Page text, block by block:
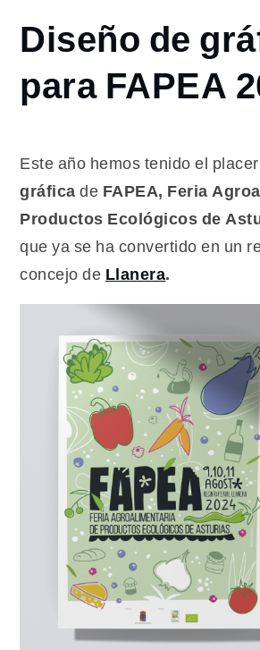
Home
2024
24
gráfica
para
FAPEA
2024
Diseño de
para FAPEA
Este año hemos tenido el
gráfica de FAPEA, Feria
Productos Ecológicos de
que ya se ha convertido en un
concejo de Llanera.